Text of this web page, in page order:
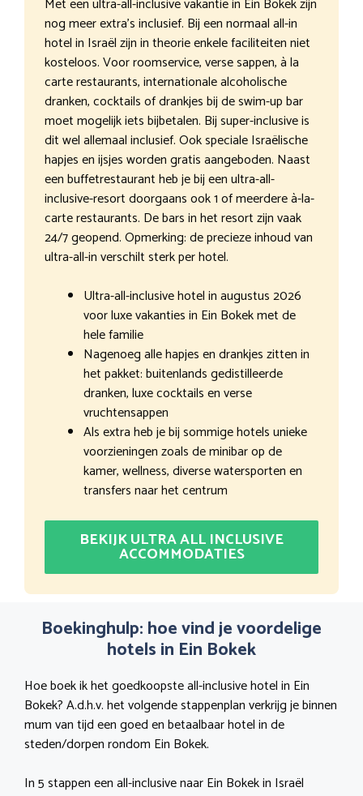
Met een ultra-all-inclusive vakantie in Ein Bokek zijn
nog meer extra’s inclusief. Bij een normaal all-in
hotel in Israël zijn in theorie enkele faciliteiten niet
kosteloos. Voor roomservice, verse sappen, à la
carte restaurants, internationale alcoholische
dranken, cocktails of drankjes bij de swim-up bar
moet mogelijk iets bijbetalen. Bij super-inclusive is
dit wel allemaal inclusief. Ook speciale Israëlische
hapjes en ijsjes worden gratis aangeboden. Naast
een buffetrestaurant heb je bij een ultra-all-
inclusive-resort doorgaans ook 1 of meerdere à-la-
carte restaurants. De bars in het resort zijn vaak
24/7 geopend. Opmerking: de precieze inhoud van
ultra-all-in verschilt sterk per hotel.
Ultra-all-inclusive hotel in augustus 2026
voor luxe vakanties in Ein Bokek met de
hele familie
Nagenoeg alle hapjes en drankjes zitten in
het pakket: buitenlands gedistilleerde
dranken, luxe cocktails en verse
vruchtensappen
Als extra heb je bij sommige hotels unieke
voorzieningen zoals de minibar op de
kamer, wellness, diverse watersporten en
transfers naar het centrum
BEKIJK ULTRA ALL INCLUSIVE
ACCOMMODATIES
Boekinghulp: hoe vind je voordelige
hotels in Ein Bokek
Hoe boek ik het goedkoopste all-inclusive hotel in Ein
Bokek? A.d.h.v. het volgende stappenplan verkrijg je binnen
mum van tijd een goed en betaalbaar hotel in de
steden/dorpen rondom Ein Bokek.
In 5 stappen een all-inclusive naar Ein Bokek in Israël